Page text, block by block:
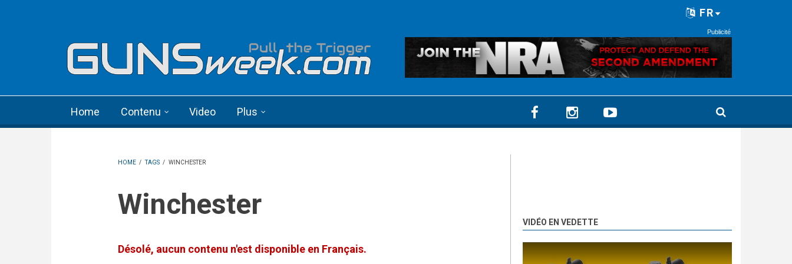
FR
Publicité
Home Contenu Video Plus
HOME / TAGS / WINCHESTER
Winchester
Désolé, aucun contenu n'est disponible en Français.
VIDÉO EN VEDETTE